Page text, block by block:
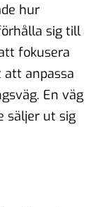
hur
sig till
fokusera
anpassa
En väg
säljer ut sig